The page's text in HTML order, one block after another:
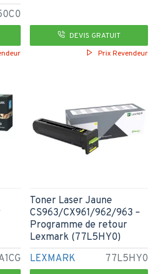
DEVIS GRATUIT
Prix Revendeur
LEXMARK 77L5HY0
Toner Laser Jaune
CS963/CX961/962/963 –
Programme de retour
Lexmark (77L5HY0)